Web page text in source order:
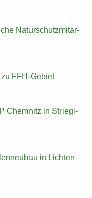
Na­tur­schutz­mit­ar­
FFH-​Gebiet
Chem­nitz in Strie­gi­
in Lich­ten­